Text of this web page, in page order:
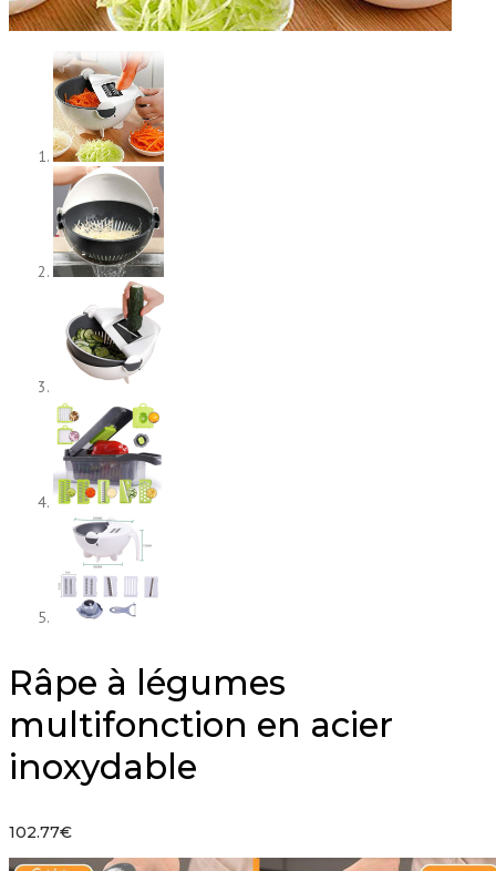
Râpe à légumes
multifonction en acier
inoxydable
102.77€